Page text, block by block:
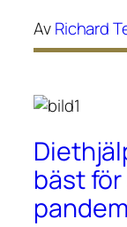
AvRichard
bäst